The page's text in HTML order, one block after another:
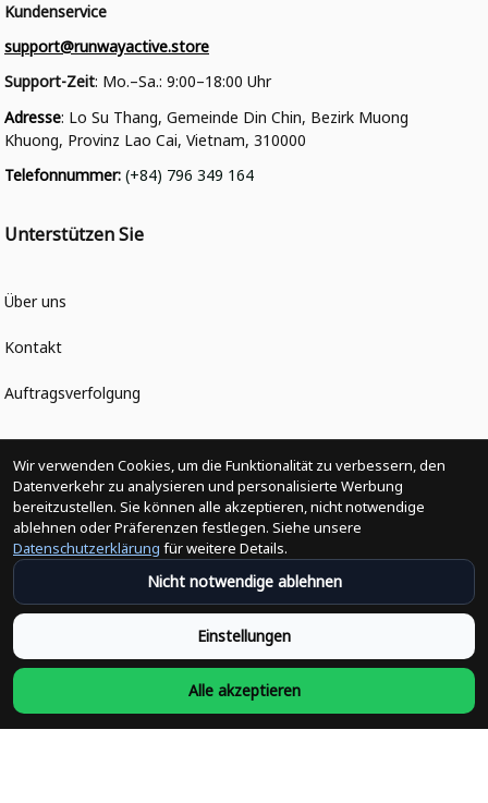
Kundenservice
support@runwayactive.store
Support-Zeit: Mo.–Sa.: 9:00–18:00 Uhr
Adresse: Lo Su Thang, Gemeinde Din Chin, Bezirk Muong
Khuong, Provinz Lao Cai, Vietnam, 310000
Telefonnummer: (+84) 796 349 164
Unterstützen Sie
Über uns
Kontakt
Auftragsverfolgung
Politiken
Änderungen der Bestellung
Versandpolitik
Rückerstattungsrichtlinie
Rückgabepolitik
Wir verwenden Cookies, um die Funktionalität zu verbessern, den
Datenverkehr zu analysieren und personalisierte Werbung
bereitzustellen. Sie können alle akzeptieren, nicht notwendige
ablehnen oder Präferenzen festlegen. Siehe unsere
Datenschutzerklärung für weitere Details.
Nicht notwendige ablehnen
Einstellungen
Alle akzeptieren